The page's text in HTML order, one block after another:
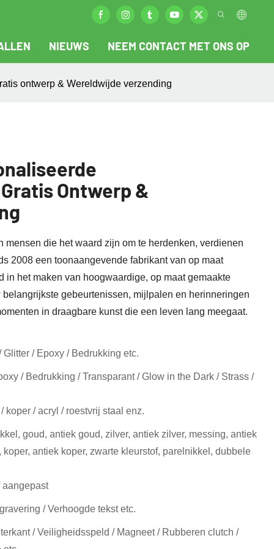
NIEUWS NEEM CONTACT MET ONS OP
ontwerp & Wereldwijde verzending
Ontwerp &
die het waard zijn om te herdenken, verdienen
2008 een toonaangevende fabrikant van op maat
het maken van hoogwaardige, op maat gemaakte
gebeurtenissen, mijlpalen en herinneringen
in draagbare kunst die een leven lang meegaat.
/ Epoxy / Bedrukking etc.
/ Bedrukking / Transparant / Glow in the Dark / Strass /
koper / acryl / roestvrij staal enz.
goud, antiek goud, zilver, antiek zilver, messing, antiek
antiek koper, zwarte kleurstof, parelnikkel, dubbele
aangepast
/ Verhoogde tekst etc.
/ Veiligheidsspeld / Magneet / Rubberen clutch /